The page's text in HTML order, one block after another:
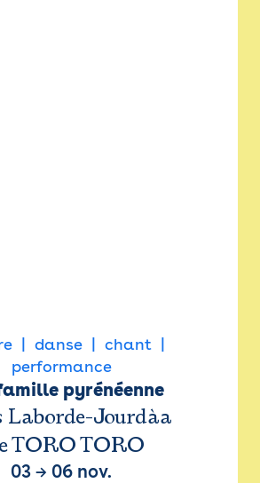
danse
chant
performance
pyrénéenne
Laborde-Jourdàa
TORO TORO
03 → 06 nov.